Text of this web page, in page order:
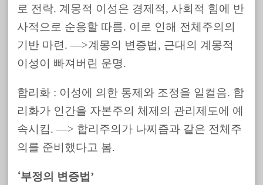
로 전락. 계몽적 이성은 경제적, 사회적 힘에 반
사적으로 순응할 따름. 이로 인해 전체주의의
기반 마련. —>계몽의 변증법, 근대의 계몽적
이성이 빠져버린 운명.
합리화 : 이성에 의한 통제와 조정을 일컬음. 합
리화가 인간을 자본주의 체제의 관리제도에 예
속시킴. —> 합리주의가 나찌즘과 같은 전체주
의를 준비했다고 봄.
‘부정의 변증법’